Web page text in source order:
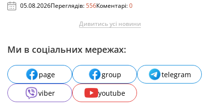
05.08.2026Переглядів:556Коментарі:0
Дивитись усі новини
Ми в соціальних мережах:
page group
telegram
viber
youtube